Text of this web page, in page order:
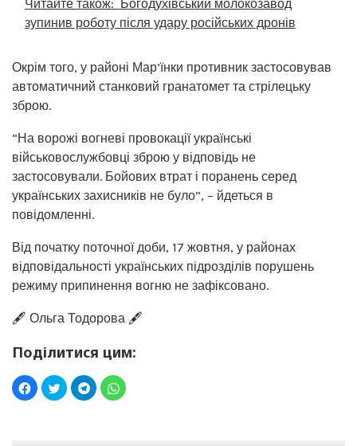
Читайте також: Богодухівський молокозавод
зупинив роботу після удару російських дронів
Окрім того, у районі Мар’їнки противник застосовував
автоматичний станковий гранатомет та стрілецьку
зброю.
“На ворожі вогневі провокації українські
військовослужбовці зброю у відповідь не
застосовували. Бойових втрат і поранень серед
українських захисників не було”, – йдеться в
повідомленні.
Від початку поточної доби, 17 жовтня, у районах
відповідальності українських підрозділів порушень
режиму припинення вогню не зафіксовано.
🖋️ Ольга Тодорова 🖋️
Поділитися цим: